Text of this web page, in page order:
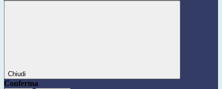
Chiudi
Conferma